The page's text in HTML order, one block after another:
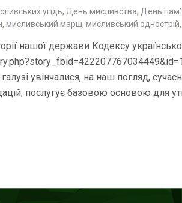
угідь, День мисливства, День
, мисливський марш, мисливський однострій,
нашої держави Кодексу
галузі увінчалися, на наш погляд,
послугує базовою основою для